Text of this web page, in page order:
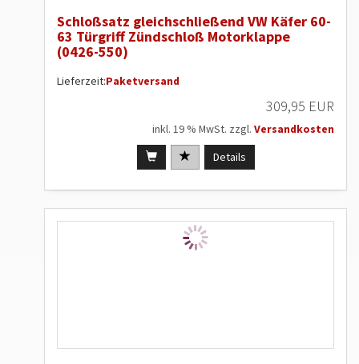
Schloßsatz gleichschließend VW Käfer 60-
63 Türgriff Zündschloß Motorklappe
(0426-550)
Lieferzeit:Paketversand
309,95 EUR
inkl. 19 % MwSt. zzgl. Versandkosten
Details